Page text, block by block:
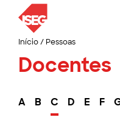
Início/ Pessoas
Docentes
A B C D E F